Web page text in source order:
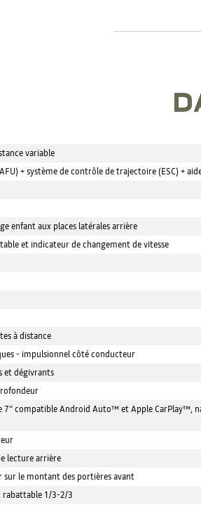
variable
+ système de contrôle de trajectoire (ESC) +
enfant aux places latérales arrière
et indicateur de changement de vitesse
à distance
- impulsionnel côté conducteur
et dégivrants
7” compatible Android Auto™ et Apple CarPlay™,
lecture arrière
le montant des portières avant
rabattable 1/3-2/3